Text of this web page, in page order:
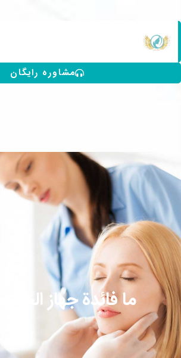
مشاوره رایگان
ما فائدة جهاز